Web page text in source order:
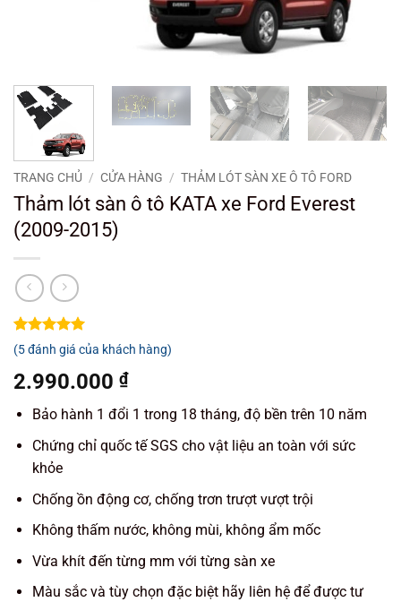
TRANG CHỦ / CỬA HÀNG / THẢM LÓT SÀN XE Ô TÔ FORD
Thảm lót sàn ô tô KATA xe Ford Everest
(2009-2015)
5trên 5
dựa trên
5
đánh giá
(5đánh giá của khách hàng)
2.990.000 ₫
Bảo hành 1 đổi 1 trong 18 tháng, độ bền trên 10 năm
Chứng chỉ quốc tế SGS cho vật liệu an toàn với sức
khỏe
Chống ồn động cơ, chống trơn trượt vượt trội
Không thấm nước, không mùi, không ẩm mốc
Vừa khít đến từng mm với từng sàn xe
Màu sắc và tùy chọn đặc biệt hãy liên hệ để được tư